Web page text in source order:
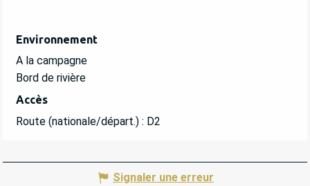
Environnement
Environnement
A la campagne
Bord de rivière
Accès
Accès
Route (nationale/départ.) : D2
Signaler une erreur